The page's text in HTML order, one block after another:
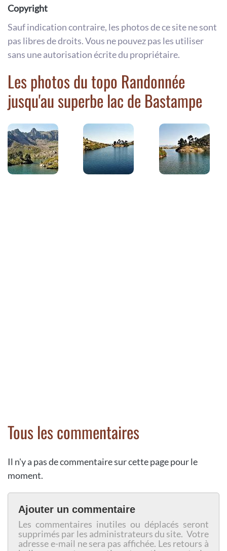
Copyright
Sauf indication contraire, les photos de ce site ne sont
pas libres de droits. Vous ne pouvez pas les utiliser
sans une autorisation écrite du propriétaire.
Les photos du topo Randonnée
jusqu'au superbe lac de Bastampe
Tous les commentaires
Il n'y a pas de commentaire sur cette page pour le
moment.
Ajouter un commentaire
Les commentaires inutiles ou déplacés seront
supprimés par les administrateurs du site. Votre
adresse e-mail ne sera pas affichée. Les retours à